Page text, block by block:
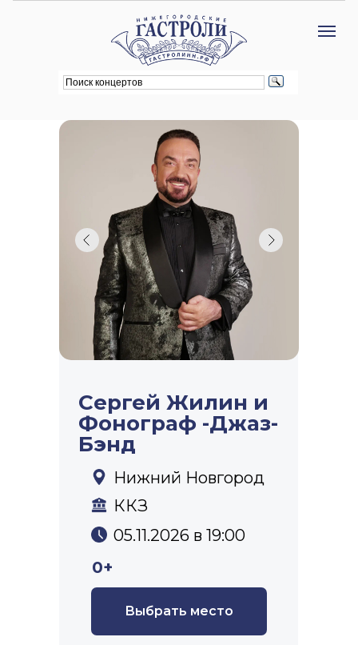
Сергей Жилин и
Фонограф -Джаз-
Бэнд
Выбрать место
Нижний Новгород
ККЗ
05.11.2026 в 19:00
0+